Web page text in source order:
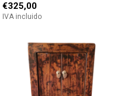
€325,00
IVA incluido